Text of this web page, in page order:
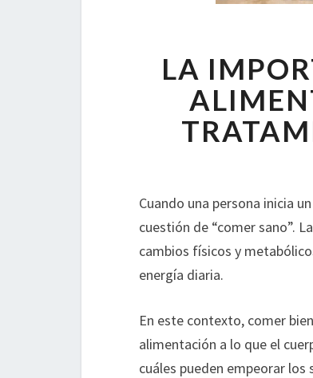
LA
Cuando una persona inicia
cuestión de “comer sano”.
cambios físicos y
energía diaria.
En este contexto, comer
alimentación a lo que el
cuáles pueden empeorar